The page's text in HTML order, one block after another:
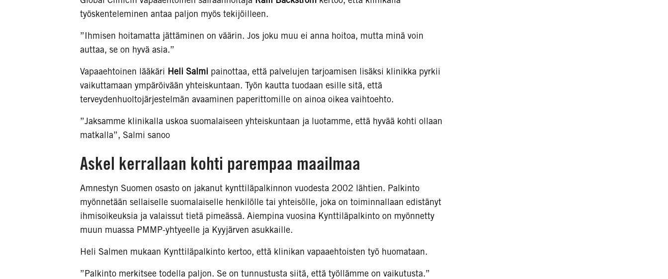
työskenteleminen antaa paljon myös tekijöilleen.
”Ihmisen hoitamatta jättäminen on väärin. Jos joku muu ei anna hoitoa, mutta minä voin
auttaa, se on hyvä asia.”
Vapaaehtoinen lääkäri Heli Salmi painottaa, että palvelujen tarjoamisen lisäksi klinikka pyrkii
vaikuttamaan ympäröivään yhteiskuntaan. Työn kautta tuodaan esille sitä, että
terveydenhuoltojärjestelmän avaaminen paperittomille on ainoa oikea vaihtoehto.
”Jaksamme klinikalla uskoa suomalaiseen yhteiskuntaan ja luotamme, että hyvää kohti ollaan
matkalla”, Salmi sanoo
Askel kerrallaan kohti parempaa maailmaa
Amnestyn Suomen osasto on jakanut kynttiläpalkinnon vuodesta 2002 lähtien. Palkinto
myönnetään sellaiselle suomalaiselle henkilölle tai yhteisölle, joka on toiminnallaan edistänyt
ihmisoikeuksia ja valaissut tietä pimeässä. Aiempina vuosina Kynttiläpalkinto on myönnetty
muun muassa PMMP-yhtyeelle ja Kyyjärven asukkaille.
Heli Salmen mukaan Kynttiläpalkinto kertoo, että klinikan vapaaehtoisten työ huomataan.
”Palkinto merkitsee todella paljon. Se on tunnustusta siitä, että työllämme on vaikutusta.”